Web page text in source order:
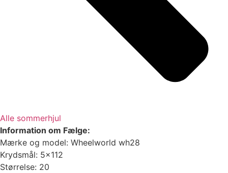
Alle sommerhjul
Information om Fælge:
Mærke og model: Wheelworld wh28
Krydsmål: 5×112
Størrelse: 20